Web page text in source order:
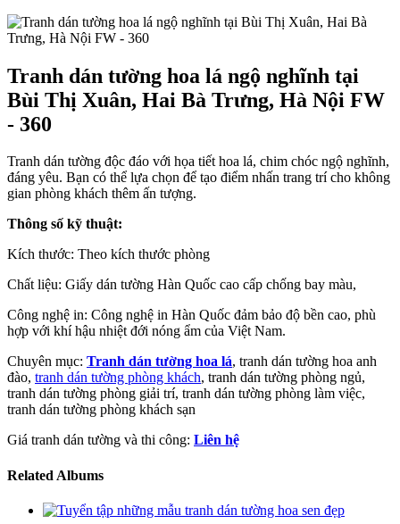
Tranh dán tường hoa lá ngộ nghĩnh tại
Bùi Thị Xuân, Hai Bà Trưng, Hà Nội FW
- 360
Tranh dán tường độc đáo với họa tiết hoa lá, chim chóc ngộ nghĩnh,
đáng yêu. Bạn có thể lựa chọn để tạo điểm nhấn trang trí cho không
gian phòng khách thêm ấn tượng.
Thông số kỹ thuật:
Kích thước: Theo kích thước phòng
Chất liệu: Giấy dán tường Hàn Quốc cao cấp chống bay màu,
Công nghệ in: Công nghệ in Hàn Quốc đảm bảo độ bền cao, phù
hợp với khí hậu nhiệt đới nóng ẩm của Việt Nam.
Chuyên mục: Tranh dán tường hoa lá, tranh dán tường hoa anh
đào, tranh dán tường phòng khách, tranh dán tường phòng ngủ,
tranh dán tường phòng giải trí, tranh dán tường phòng làm việc,
tranh dán tường phòng khách sạn
Giá tranh dán tường và thi công: Liên hệ
Related Albums